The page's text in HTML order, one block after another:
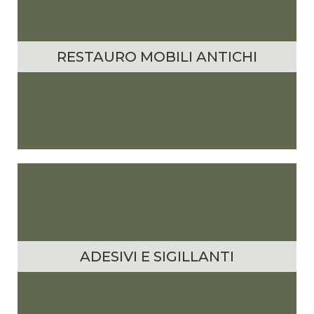
RESTAURO MOBILI ANTICHI
ADESIVI E SIGILLANTI